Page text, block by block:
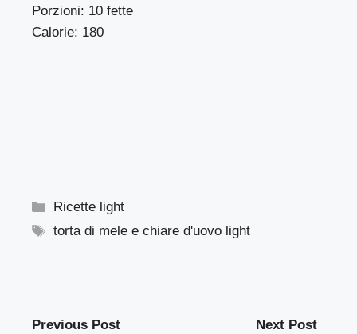
Porzioni: 10 fette
Calorie: 180
Categorie
Ricette light
Tag
torta di mele e chiare d'uovo light
Previous Post Next Post